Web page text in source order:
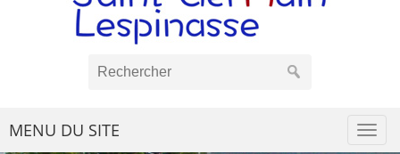
MENU DU SITE